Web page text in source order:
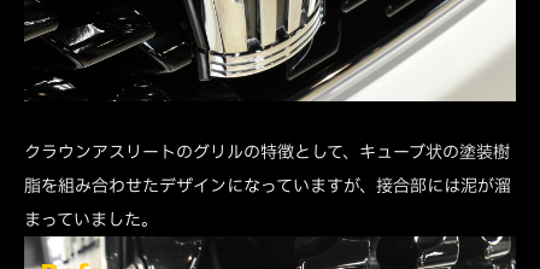
クラウンアスリートのグリルの特徴として、キューブ状の塗装樹
脂を組み合わせたデザインになっていますが、接合部には泥が溜
まっていました。